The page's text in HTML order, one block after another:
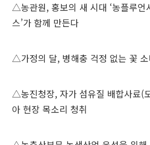
△농관원, 홍보의 새 시대 ‘농플루언
스’가 함께 만든다
△가정의 달, 병해충 걱정 없는 꽃 소
△농진청장, 자가 섬유질 배합사료(
아 현장 목소리 청취